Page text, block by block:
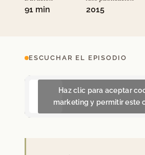
91 min 2015
ESCUCHAR EL EPISODIO
Haz clic para aceptar
marketing y permitir este